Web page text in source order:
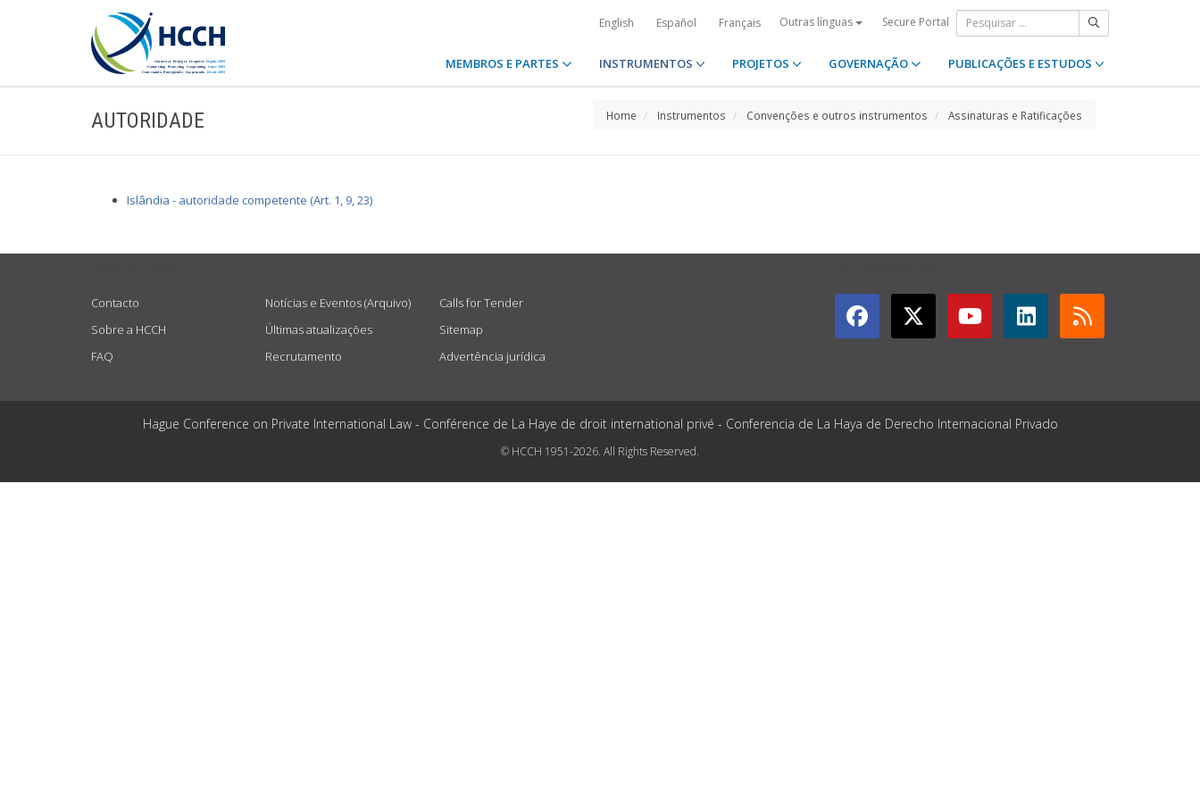
English Español Français Outras línguas Secure Portal
MEMBROS E PARTES INSTRUMENTOS PROJETOS GOVERNAÇÃO PUBLICAÇÕES E ESTUDOS
AUTORIDADE Home Instrumentos Convenções e outros instrumentos Assinaturas e Ratificações
Islândia - autoridade competente (Art. 1, 9, 23)
Contacto
Sobre a HCCH
FAQ
Notícias e Eventos (Arquivo)
Últimas atualizações
Recrutamento
Calls for Tender
Sitemap
Advertência jurídica
Hague Conference on Private International Law - Conférence de La Haye de droit international privé - Conferencia de La Haya de Derecho Internacional Privado
© HCCH 1951-2026. All Rights Reserved.